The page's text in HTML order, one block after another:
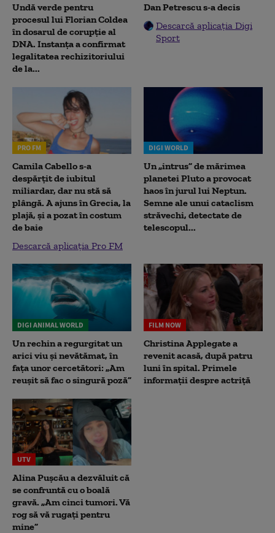
Undă verde pentru
procesul lui Florian Coldea
în dosarul de corupție al
DNA. Instanța a confirmat
legalitatea rechizitoriului
de la...
Dan Petrescu s-a decis
Descarcă aplicația Digi
Sport
PRO FM
Camila Cabello s-a
despărțit de iubitul
miliardar, dar nu stă să
plângă. A ajuns în Grecia, la
plajă, și a pozat în costum
de baie
Descarcă aplicația Pro FM
DIGI WORLD
Un „intrus” de mărimea
planetei Pluto a provocat
haos în jurul lui Neptun.
Semne ale unui cataclism
străvechi, detectate de
telescopul...
DIGI ANIMAL WORLD
Un rechin a regurgitat un
arici viu și nevătămat, în
fața unor cercetători: „Am
reușit să fac o singură poză”
FILM NOW
Christina Applegate a
revenit acasă, după patru
luni în spital. Primele
informații despre actriță
UTV
Alina Pușcău a dezvăluit că
se confruntă cu o boală
gravă. „Am cinci tumori. Vă
rog să vă rugați pentru
mine”